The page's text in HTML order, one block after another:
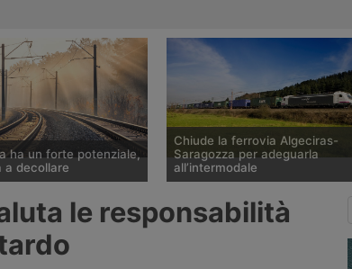
ha un forte potenziale,
a decollare
ferroviario
di crescita e una
Chiude la ferrovia Algeciras-
Saragozza per adeguarla
all’intermodale
di potenziamento delle
le responsabilità